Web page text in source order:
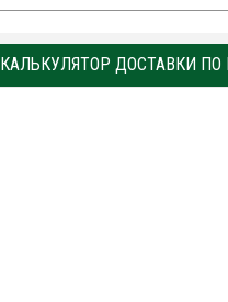
КАЛЬКУЛЯТОР ДОСТАВКИ ПО